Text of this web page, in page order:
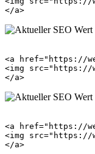
<a href="https://
<img src="https://
<a href="https://
<img src="https://